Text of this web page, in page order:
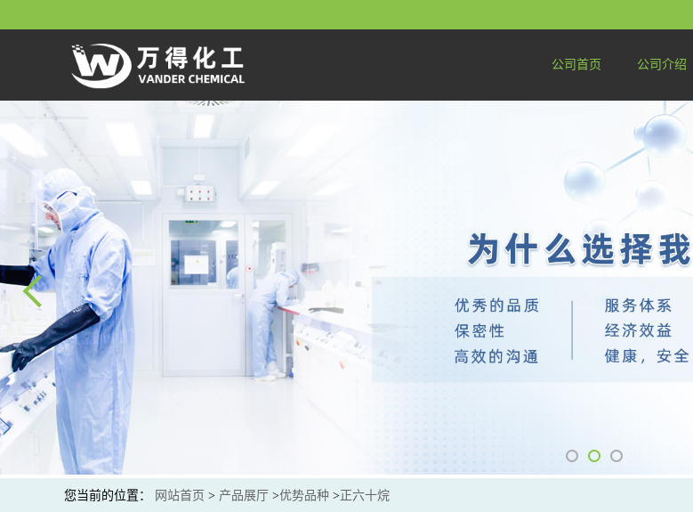
公司首页 公司介绍
您当前的位置： 网站首页 > 产品展厅 >优势品种 > 正六十烷